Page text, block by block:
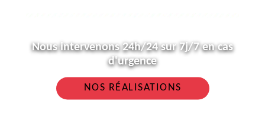
Nous intervenons 24h/24 sur 7j/7 en cas
d'urgence
NOS RÉALISATIONS